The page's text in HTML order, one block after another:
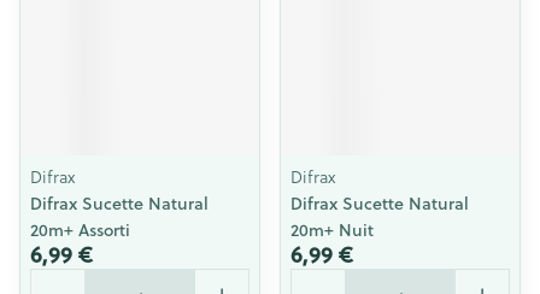
Difrax
Difrax Sucette Natural
20m+ Assorti
6,99 €
Quantité
Difrax
Difrax Sucette Natural
20m+ Nuit
6,99 €
Quantité